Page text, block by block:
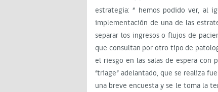
estrategia: “ hemos podido ver, al
implementación de una de las
separar los ingresos o flujos de
que consultan por otro tipo de
el riesgo en las salas de espera con
“triage” adelantado, que se realiza
una breve encuesta y se le toma la